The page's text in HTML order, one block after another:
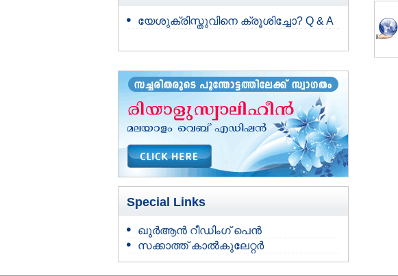
യേശുക്രിസ്തുവിനെ ക്രൂശിച്ചോ? Q & A
Special Links
ഖുർആൻ റീഡിംഗ് പെൻ
സക്കാത്ത് കാൽകുലേറ്റർ